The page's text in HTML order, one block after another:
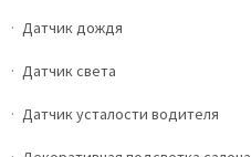
Датчик дождя
Датчик света
Датчик усталости водителя